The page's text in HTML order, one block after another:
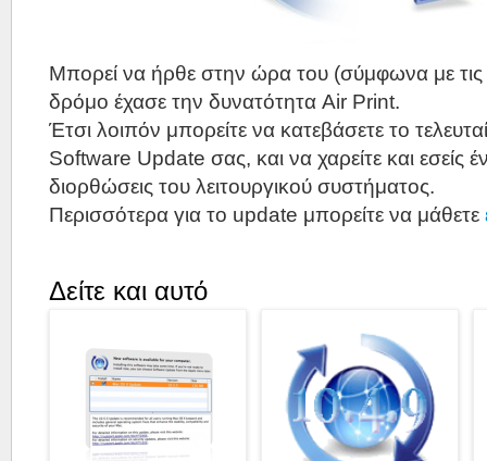
Μπορεί να ήρθε στην ώρα του (σύμφωνα με
δρόμο έχασε την δυνατότητα Air Print.
Έτσι λοιπόν μπορείτε να κατεβάσετε το
Software Update σας, και να χαρείτε και εσείς
διορθώσεις του λειτουργικού συστήματος.
Περισσότερα για το update μπορείτε να μάθετε
Δείτε και αυτό